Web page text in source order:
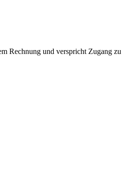
Rechnung und verspricht Zugang zu